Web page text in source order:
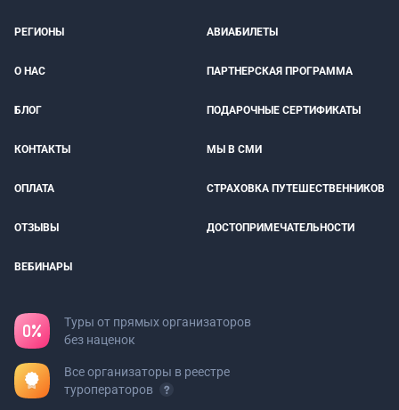
РЕГИОНЫ АВИАБИЛЕТЫ
О НАС ПАРТНЕРСКАЯ ПРОГРАММА
БЛОГ ПОДАРОЧНЫЕ СЕРТИФИКАТЫ
КОНТАКТЫ МЫ В СМИ
ОПЛАТА СТРАХОВКА ПУТЕШЕСТВЕННИКОВ
ОТЗЫВЫ ДОСТОПРИМЕЧАТЕЛЬНОСТИ
ВЕБИНАРЫ
Туры от прямых организаторов
без наценок
Все организаторы в реестре
туроператоров